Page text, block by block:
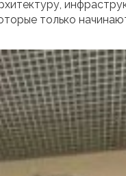
только